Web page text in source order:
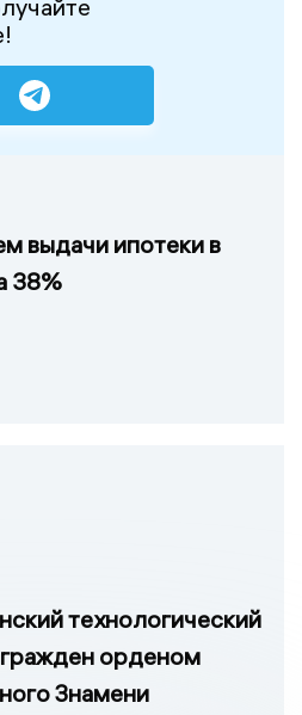
выдачи ипотеки в
38%
технологический
орденом
Знамени